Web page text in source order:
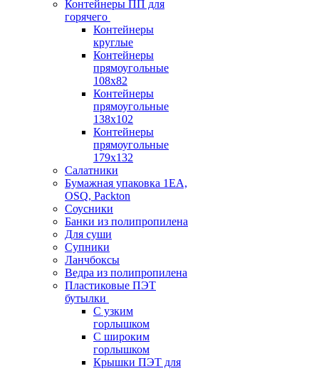
Контейнеры ПП для
горячего
Контейнеры
круглые
Контейнеры
прямоугольные
108х82
Контейнеры
прямоугольные
138х102
Контейнеры
прямоугольные
179х132
Салатники
Бумажная упаковка 1ЕА,
OSQ, Packton
Соусники
Банки из полипропилена
Для суши
Супники
Ланчбоксы
Ведра из полипропилена
Пластиковые ПЭТ
бутылки
С узким
горлышком
С широким
горлышком
Крышки ПЭТ для